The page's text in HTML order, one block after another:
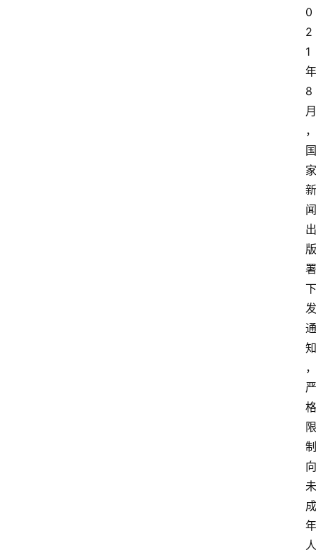
0
2
1
年
8
月
，
国
家
新
闻
出
版
署
下
发
通
知
，
严
格
限
制
向
未
成
年
人